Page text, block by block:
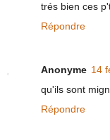
trés bien ces
Répondre
Anonyme 14
qu'ils sont
Répondre